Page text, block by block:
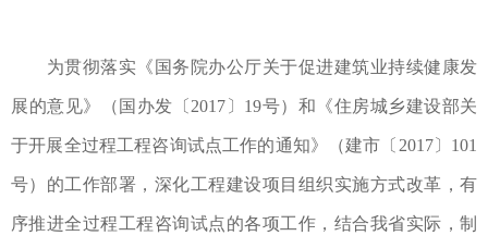
为贯彻落实《国务院办公厅关于促进建筑业持续健康发
展的意见》（国办发〔2017〕19号）和《住房城乡建设部关
于开展全过程工程咨询试点工作的通知》（建市〔2017〕101
号）的工作部署，深化工程建设项目组织实施方式改革，有
序推进全过程工程咨询试点的各项工作，结合我省实际，制